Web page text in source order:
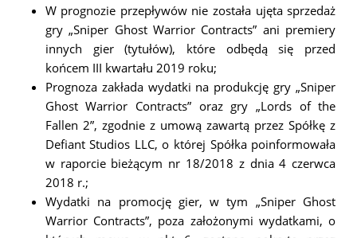
W prognozie przepływów nie została ujęta sprzedaż
gry „Sniper Ghost Warrior Contracts” ani premiery
innych gier (tytułów), które odbędą się przed
końcem III kwartału 2019 roku;
Prognoza zakłada wydatki na produkcję gry „Sniper
Ghost Warrior Contracts” oraz gry „Lords of the
Fallen 2”, zgodnie z umową zawartą przez Spółkę z
Defiant Studios LLC, o której Spółka poinformowała
w raporcie bieżącym nr 18/2018 z dnia 4 czerwca
2018 r.;
Wydatki na promocję gier, w tym „Sniper Ghost
Warrior Contracts”, poza założonymi wydatkami, o